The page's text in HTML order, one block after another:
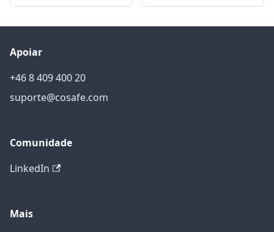
Apoiar
+46 8 409 400 20
suporte@cosafe.com
Comunidade
LinkedIn
Mais